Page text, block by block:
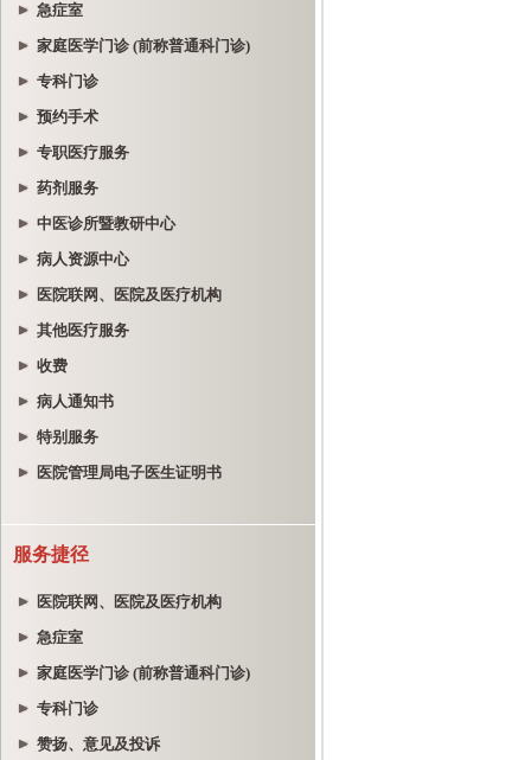
急症室
家庭医学门诊 (前称普通科门诊)
专科门诊
预约手术
专职医疗服务
药剂服务
中医诊所暨教研中心
病人资源中心
医院联网、医院及医疗机构
其他医疗服务
收费
病人通知书
特别服务
医院管理局电子医生证明书
服务捷径
医院联网、医院及医疗机构
急症室
家庭医学门诊 (前称普通科门诊)
专科门诊
赞扬、意见及投诉